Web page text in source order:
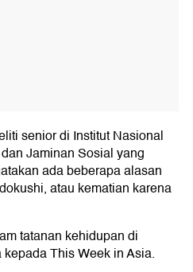
senior di Institut Nasional
Jaminan Sosial yang
ada beberapa alasan
atau kematian karena
tatanan kehidupan di
This Week in Asia.